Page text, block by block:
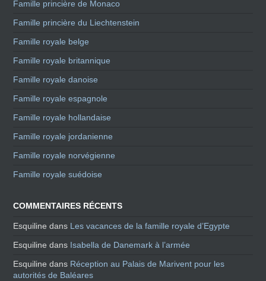
Famille princière de Monaco
Famille princière du Liechtenstein
Famille royale belge
Famille royale britannique
Famille royale danoise
Famille royale espagnole
Famille royale hollandaise
Famille royale jordanienne
Famille royale norvégienne
Famille royale suédoise
COMMENTAIRES RÉCENTS
Esquiline dans Les vacances de la famille royale d’Egypte
Esquiline dans Isabella de Danemark à l’armée
Esquiline dans Réception au Palais de Marivent pour les
autorités de Baléares